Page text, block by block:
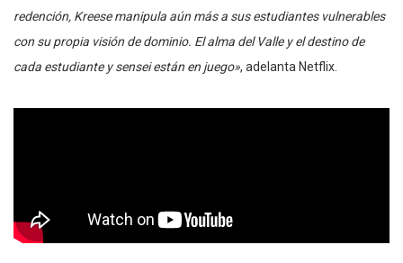
redención, Kreese manipula aún más a sus estudiantes vulnerables
con su propia visión de dominio. El alma del Valle y el destino de
cada estudiante y sensei están en juego», adelanta Netflix.